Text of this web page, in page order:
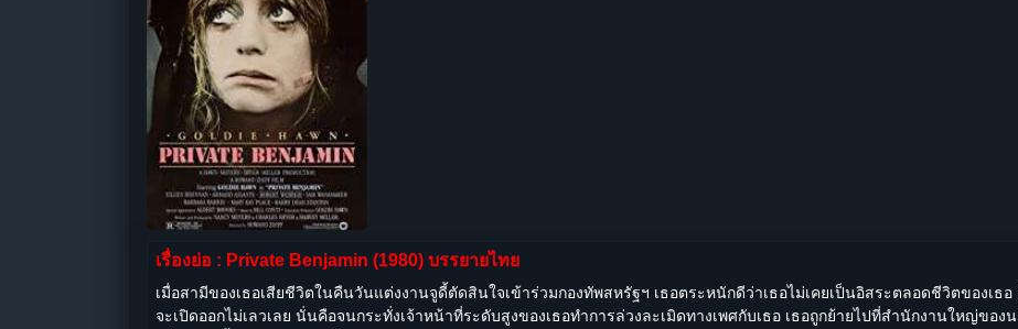
เรื่องย่อ : Private Benjamin (1980) บรรยายไทย
เมื่อสามีของเธอเสียชีวิตในคืนวันแต่งงานจูดี้ตัดสินใจเข้าร่วมกองทัพสหรัฐฯ เธอตระหนักดีว่าเธอไม่เคยเป็นอิสระตลอดชีวิตของเ
จะเปิดออกไม่เลวเลย นั่นคือจนกระทั่งเจ้าหน้าที่ระดับสูงของเธอทำการล่วงละเมิดทางเพศกับเธอ เธอถูกย้ายไปที่สำนักงานใหญ่ขอ